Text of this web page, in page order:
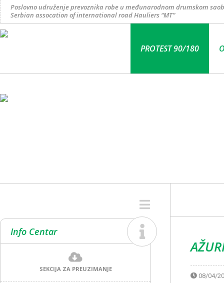
Poslovno udruženje prevoznika robe u međunarodnom drumskom
Serbian assocation of international road Hauliers “MT”
PROTEST 90/180
Info Centar
SEKCIJA ZA PREUZIMANJE
08/04/